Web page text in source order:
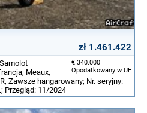
zł 1.461.422
€ 340.000
Opodatkowany w UE
Meaux,
Zawsze hangarowany; Nr. seryjny:
Przegląd: 11/2024